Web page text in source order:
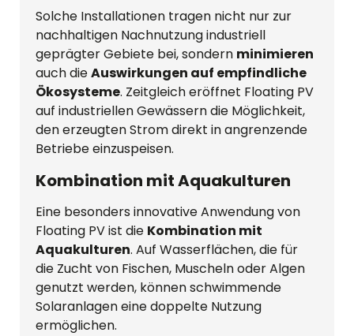
Solche Installationen tragen nicht nur zur
nachhaltigen Nachnutzung industriell
geprägter Gebiete bei, sondern minimieren
auch dieAuswirkungen auf empfindliche
Ökosysteme. Zeitgleich eröffnet Floating PV
auf industriellen Gewässern die Möglichkeit,
den erzeugten Strom direkt in angrenzende
Betriebe einzuspeisen.
Kombination mit Aquakulturen
Eine besonders innovative Anwendung von
Floating PV ist die Kombination mit
Aquakulturen. Auf Wasserflächen, die für
die Zucht von Fischen, Muscheln oder Algen
genutzt werden, können schwimmende
Solaranlagen eine doppelte Nutzung
ermöglichen.